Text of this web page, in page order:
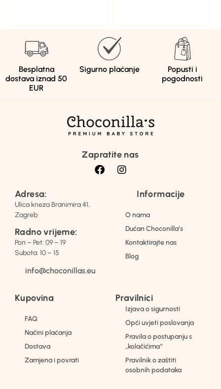
Besplatna
dostava iznad 50
EUR
Sigurno plaćanje
Popusti i
pogodnosti
Zapratite nas
Adresa:
Ulica kneza Branimira 41,
Zagreb
Radno vrijeme:
Pon – Pet: 09 – 19
Subota: 10 – 15
info@choconillas.eu
Informacije
O nama
Dućan Choconilla’s
Kontaktirajte nas
Blog
Kupovina
FAQ
Načini plaćanja
Dostava
Zamjena i povrati
Pravilnici
Izjava o sigurnosti
Opći uvjeti poslovanja
Pravila o postupanju s
„kolačićima“
Pravilnik o zaštiti
osobnih podataka